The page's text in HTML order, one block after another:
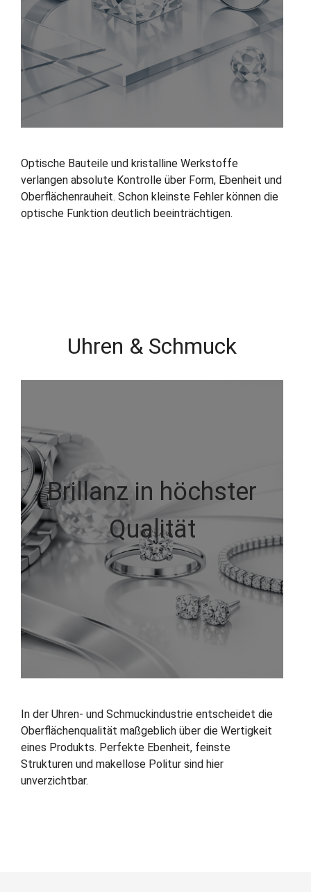
Optische Bauteile und kristalline Werkstoffe
verlangen absolute Kontrolle über Form, Ebenheit und
Oberflächenrauheit. Schon kleinste Fehler können die
optische Funktion deutlich beeinträchtigen.
Uhren & Schmuck
Brillanz in höchster
Qualität
In der Uhren‑ und Schmuckindustrie entscheidet die
Oberflächenqualität maßgeblich über die Wertigkeit
eines Produkts. Perfekte Ebenheit, feinste
Strukturen und makellose Politur sind hier
unverzichtbar.